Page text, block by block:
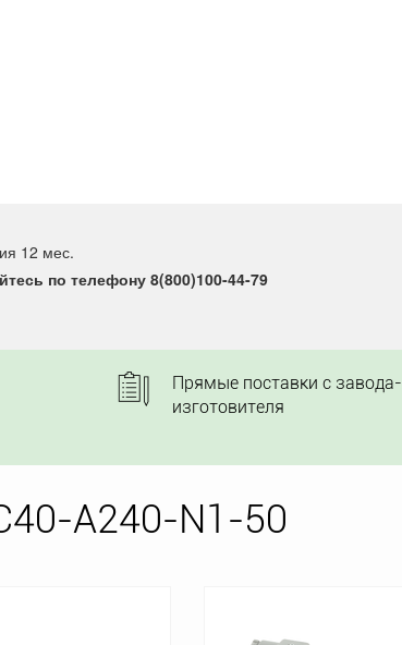
12 мес.
по телефону 8(800)100-44-79
Прямые поставки с завода-
изготовителя
A240-N1-50